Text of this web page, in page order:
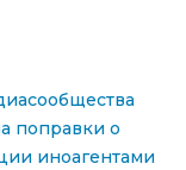
поправки о
иноагентами